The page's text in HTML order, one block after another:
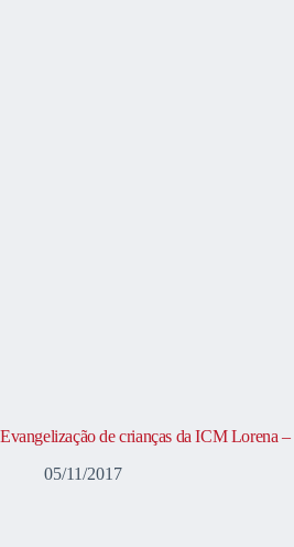
Evangelização de crianças da ICM Lorena –
05/11/2017